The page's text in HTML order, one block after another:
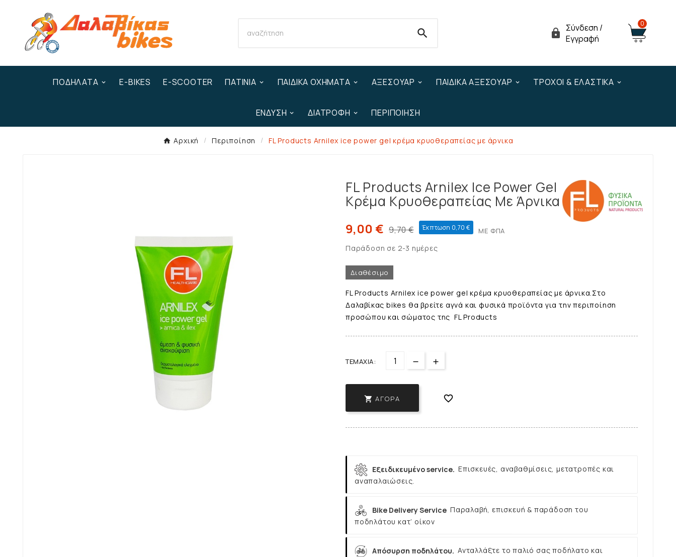
  Σύνδεση /
Εγγραφή
0
ΠΟΔΉΛΑΤΑ E-BIKES E-SCOOTER ΠΑΤΊΝΙΑ ΠΑΙΔΙΚΆ ΟΧΉΜΑΤΑ ΑΞΕΣΟΥΆΡ ΠΑΙΔΙΚΆ ΑΞΕΣΟΥΆΡ ΤΡΟΧΟΊ & ΕΛΑΣΤΙΚΆ
ΈΝΔΥΣΗ ΔΙΑΤΡΟΦΉ ΠΕΡΙΠΟΊΗΣΗ
Αρχική Περιποίηση FL Products Arnilex ice power gel κρέμα κρυοθεραπείας με άρνικα
FL Products Arnilex Ice Power Gel
Κρέμα Κρυοθεραπείας Με Άρνικα
9,00 € 9,70 € Έκπτωση 0,70 € ΜΕ ΦΠΑ
Παράδοση σε 2-3 ημέρες
Διαθέσιμο
FL Products Arnilex ice power gel κρέμα κρυοθεραπείας με άρνικα.Στο
Δαλαβίκας bikes θα βρείτε αγνά και φυσικά προϊόντα για την περιποίηση
προσώπου και σώματος της FL Products
ΤΕΜΆΧΙΑ:
 ΑΓΟΡΆ 
Εξειδικευμένο service. Επισκευές, αναβαθμίσεις, μετατροπές και
αναπαλαιώσεις.
Bike Delivery Service Παραλαβή, επισκευή & παράδοση του
ποδηλάτου κατ’ οίκον
Απόσυρση ποδηλάτου. Ανταλλάξτε το παλιό σας ποδήλατο και